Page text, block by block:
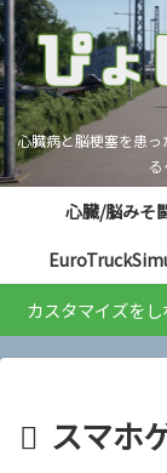
心臓病と脳梗塞を患
心臓/脳みそ
カスタマイズをし
スマホ